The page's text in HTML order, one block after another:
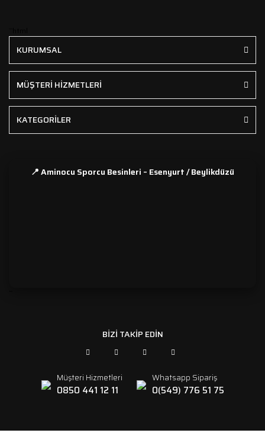
KURUMSAL
MÜŞTERİ HİZMETLERİ
KATEGORİLER
📍 Aminocu Sporcu Besinleri – Esenyurt / Beylikdüzü
BİZİ TAKİP EDİN
Müşteri Hizmetleri
0850 441 12 11
Whatsapp Sipariş
0(549) 776 51 75